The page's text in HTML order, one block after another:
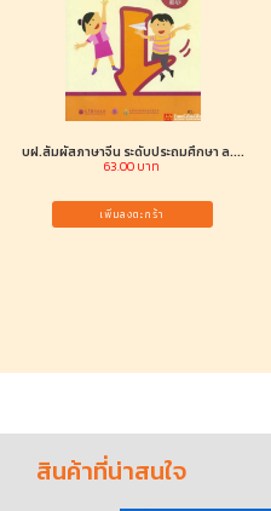
บฝ.สัมผัสภาษาจีน ระดับประถมศึกษา ล....
63.00 บาท
เพิ่มลงตะกร้า
สินค้าที่น่าสนใจ